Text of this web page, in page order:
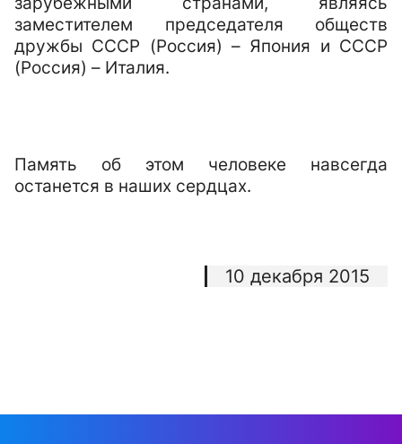
заместителем председателя обществ
дружбы СССР (Россия) – Япония и СССР
(Россия) – Италия.
Память об этом человеке навсегда
останется в наших сердцах.
10 декабря 2015